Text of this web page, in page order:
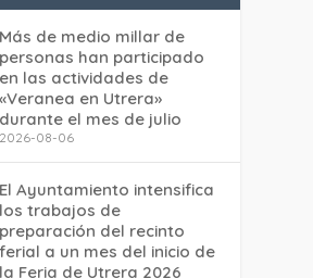
Más de medio millar de
personas han participado
en las actividades de
«Veranea en Utrera»
durante el mes de julio
2026-08-06
El Ayuntamiento intensifica
los trabajos de
preparación del recinto
ferial a un mes del inicio de
la Feria de Utrera 2026